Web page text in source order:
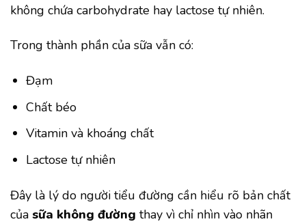
không chứa carbohydrate hay lactose tự nhiên.
Trong thành phần của sữa vẫn có:
Đạm
Chất béo
Vitamin và khoáng chất
Lactose tự nhiên
Đây là lý do người tiểu đường cần hiểu rõ bản chất
của sữa không đường thay vì chỉ nhìn vào nhãn